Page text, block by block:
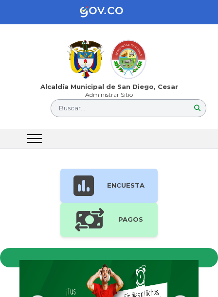
Alcaldía Municipal de San Diego, Cesar
Administrar Sitio
Buscar...
ENCUESTA
PAGOS